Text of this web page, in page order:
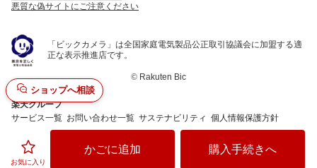
お気に入り
かごに追加 購入手続きへ
ショップへ相談
悪質な偽サイトにご注意ください
「ビックカメラ」は全国家庭電気製品公正取引協議会に加盟する適
正な表示推進店です。
© Rakuten Bic
楽天グループ
サービス一覧 お問い合わせ一覧 サステナビリティ 個人情報保護方針